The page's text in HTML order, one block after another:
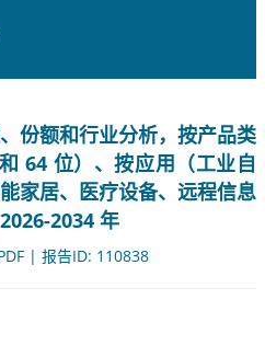
份额和行业分析，按产品类
64 位）、按应用（工业自
家居、医疗设备、远程信息
2034 年
| 报告ID: 110838